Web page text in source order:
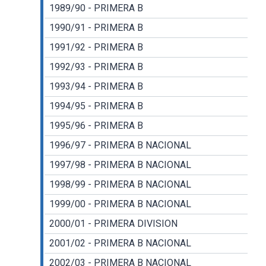
1989/90 - PRIMERA B
1990/91 - PRIMERA B
1991/92 - PRIMERA B
1992/93 - PRIMERA B
1993/94 - PRIMERA B
1994/95 - PRIMERA B
1995/96 - PRIMERA B
1996/97 - PRIMERA B NACIONAL
1997/98 - PRIMERA B NACIONAL
1998/99 - PRIMERA B NACIONAL
1999/00 - PRIMERA B NACIONAL
2000/01 - PRIMERA DIVISION
2001/02 - PRIMERA B NACIONAL
2002/03 - PRIMERA B NACIONAL